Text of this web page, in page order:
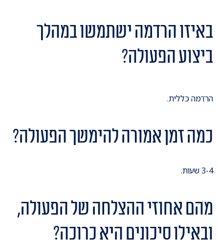
באיזו הרדמה ישתמשו במהלך
ביצוע הפעולה?
הרדמה כללית.
כמה זמן אמורה להימשך הפעולה?
3-4 שעות.
מהם אחוזי ההצלחה של הפעולה,
ובאילו סיכונים היא כרוכה?